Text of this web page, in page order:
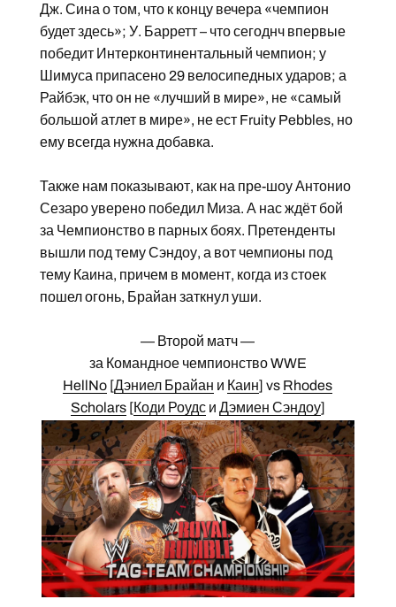
Дж. Сина о том, что к концу вечера «чемпион
будет здесь»; У. Барретт – что сегоднч впервые
победит Интерконтинентальный чемпион; у
Шимуса припасено 29 велосипедных ударов; а
Райбэк, что он не «лучший в мире», не «самый
большой атлет в мире», не ест Fruity Pebbles, но
ему всегда нужна добавка.
Также нам показывают, как на пре-шоу Антонио
Сезаро уверено победил Миза. А нас ждёт бой
за Чемпионство в парных боях. Претенденты
вышли под тему Сэндоу, а вот чемпионы под
тему Каина, причем в момент, когда из стоек
пошел огонь, Брайан заткнул уши.
— Второй матч —
за Командное чемпионство WWE
HellNo [Дэниел Брайан и Каин] vs Rhodes
Scholars[Коди Роудси Дэмиен Сэндоу]